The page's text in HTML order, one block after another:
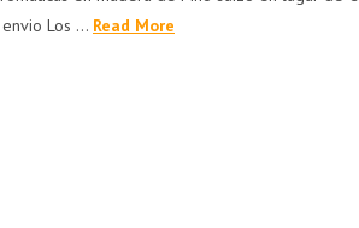
Los … Read More